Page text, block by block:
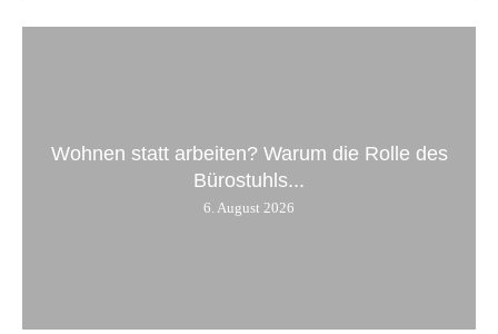
Wohnen statt arbeiten? Warum die Rolle des
Bürostuhls...
6. August 2026